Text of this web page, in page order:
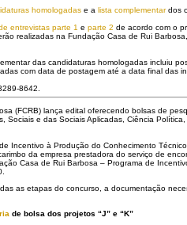
homologadas e a lista complementardos
entrevistas parte 1 e parte 2 de acordo com o
realizadas na Fundação Casa de Rui
das candidaturas homologadas incluiu
com data de postagem até a data final das
8642.
(FCRB) lança edital oferecendo bolsas de
Sociais e das Sociais Aplicadas, Ciência
Incentivo à Produção do Conhecimento
da empresa prestadora do serviço de
Casa de Rui Barbosa – Programa de
as etapas do concurso, a documentação
de bolsa dos projetos “J” e “K”